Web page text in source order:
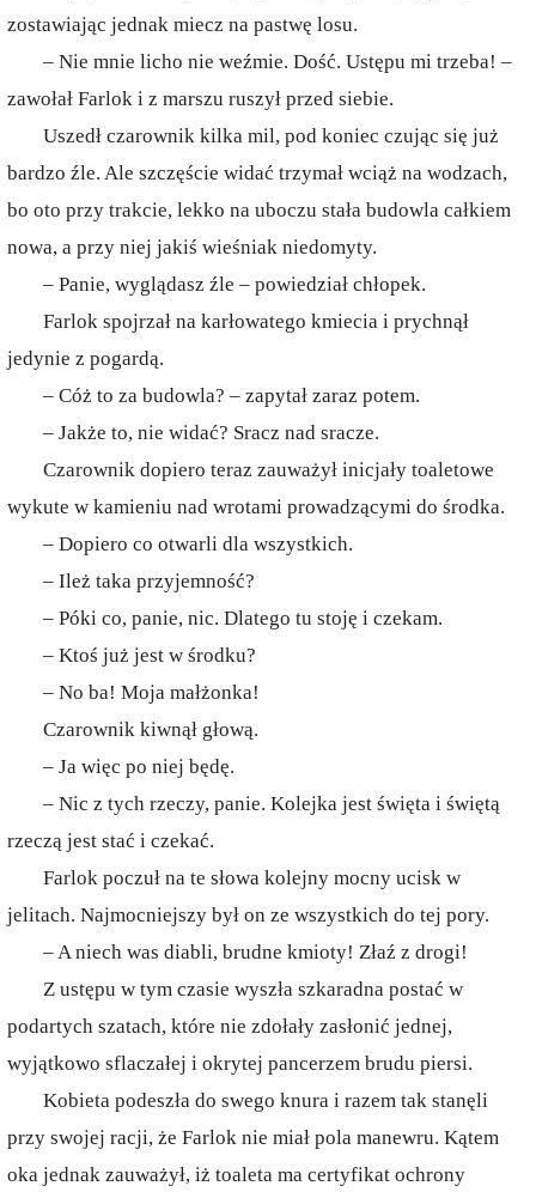
zostawiając jednak miecz na pastwę losu.
– Nie mnie licho nie weźmie. Dość. Ustępu mi trzeba! –
zawołał Farlok i z marszu ruszył przed siebie.
Uszedł czarownik kilka mil, pod koniec czując się już
bardzo źle. Ale szczęście widać trzymał wciąż na wodzach,
bo oto przy trakcie, lekko na uboczu stała budowla całkiem
nowa, a przy niej jakiś wieśniak niedomyty.
– Panie, wyglądasz źle – powiedział chłopek.
Farlok spojrzał na karłowatego kmiecia i prychnął
jedynie z pogardą.
– Cóż to za budowla? – zapytał zaraz potem.
– Jakże to, nie widać? Sracz nad sracze.
Czarownik dopiero teraz zauważył inicjały toaletowe
wykute w kamieniu nad wrotami prowadzącymi do środka.
– Dopiero co otwarli dla wszystkich.
– Ileż taka przyjemność?
– Póki co, panie, nic. Dlatego tu stoję i czekam.
– Ktoś już jest w środku?
– No ba! Moja małżonka!
Czarownik kiwnął głową.
– Ja więc po niej będę.
– Nic z tych rzeczy, panie. Kolejka jest święta i świętą
rzeczą jest stać i czekać.
Farlok poczuł na te słowa kolejny mocny ucisk w
jelitach. Najmocniejszy był on ze wszystkich do tej pory.
– A niech was diabli, brudne kmioty! Złaź z drogi!
Z ustępu w tym czasie wyszła szkaradna postać w
podartych szatach, które nie zdołały zasłonić jednej,
wyjątkowo sflaczałej i okrytej pancerzem brudu piersi.
Kobieta podeszła do swego knura i razem tak stanęli
przy swojej racji, że Farlok nie miał pola manewru. Kątem
oka jednak zauważył, iż toaleta ma certyfikat ochrony